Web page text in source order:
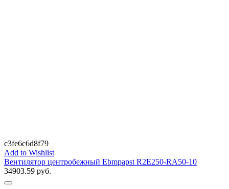
c3fe6c6d8f79
Add to Wishlist
Вентилятор центробежный Ebmpapst R2E250-RA50-10
34903.59 руб.